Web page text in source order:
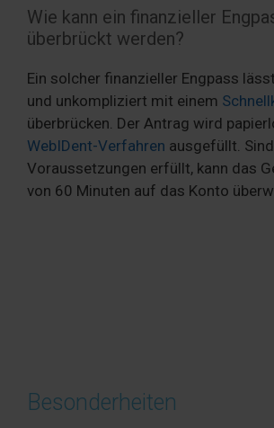
Wie kann ein finanzieller
überbrückt werden?
Ein solcher finanzieller Engpass
und unkompliziert mit einem
überbrücken. Der Antrag wird
WebIDent-Verfahren ausgefüllt.
Voraussetzungen erfüllt, kann das
von 60 Minuten auf das Konto
Besonderheiten